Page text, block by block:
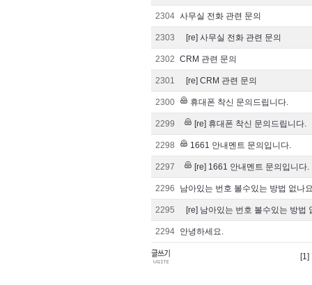
2304 사무실 전화 관련 문의
2303 [re] 사무실 전화 관련 문의
2302 CRM 관련 문의
2301 [re] CRM 관련 문의
2300 휴대폰 착신 문의드립니다.
2299 [re] 휴대폰 착신 문의드립니다.
2298 1661 안내멘트 문의입니다.
2297 [re] 1661 안내멘트 문의입니다.
2296 남아있는 번호 볼수있는 방법 없나
2295 [re] 남아있는 번호 볼수있는 방법
2294 안녕하세요.
[1]